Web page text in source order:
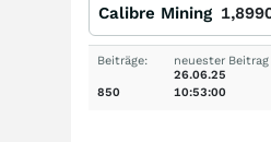
Calibre Mining
Beiträge:
850
neuester Beitrag
26.06.25
10:53:00